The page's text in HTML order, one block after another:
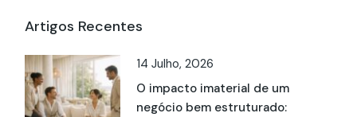
Artigos Recentes
14 Julho, 2026
O impacto imaterial de um
negócio bem estruturado: